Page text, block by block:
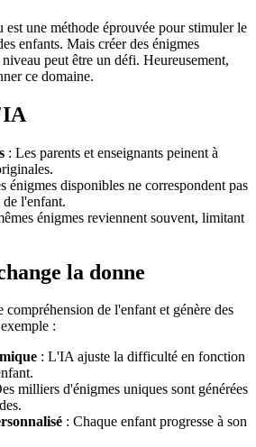
est une méthode éprouvée pour stimuler le
enfants. Mais créer des énigmes
niveau peut être un défi. Heureusement,
ce domaine.
: Les parents et enseignants peinent à
énigmes disponibles ne correspondent pas
l'enfant.
énigmes reviennent souvent, limitant
la donne
de l'enfant et génère des
:
: L'IA ajuste la difficulté en fonction
milliers d'énigmes uniques sont générées
: Chaque enfant progresse à son